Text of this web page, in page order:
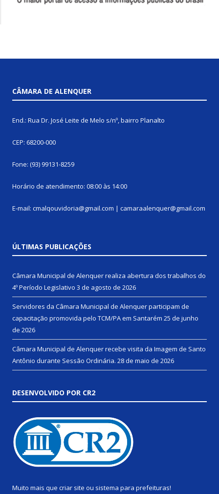
CÂMARA DE ALENQUER
End.: Rua Dr. José Leite de Melo s/nº, bairro Planalto
CEP: 68200-000
Fone: (93) 99131-8259
Horário de atendimento: 08:00 às 14:00
E-mail: cmalqouvidoria@gmail.com | camaraalenquer@gmail.com
ÚLTIMAS PUBLICAÇÕES
Câmara Municipal de Alenquer realiza abertura dos trabalhos do
4º Período Legislativo 3 de agosto de 2026
Servidores da Câmara Municipal de Alenquer participam de
capacitação promovida pelo TCM/PA em Santarém 25 de junho
de 2026
Câmara Municipal de Alenquer recebe visita da Imagem de Santo
Antônio durante Sessão Ordinária. 28 de maio de 2026
DESENVOLVIDO POR CR2
Muito mais que criar site ou sistema para prefeituras!